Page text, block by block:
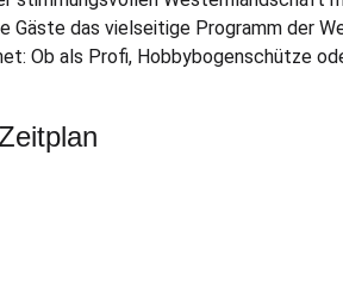
das vielseitige Programm der
Ob als Profi, Hobbybogenschütze